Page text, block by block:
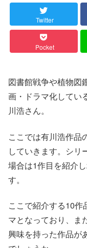
Twitter
Pocket
図書館戦争や植物図
画・ドラマ化して
川浩さん。
ここでは有川浩作品
していきます。シリ
場合は1作目を紹介
す。
ここで紹介する10作
マとなっており、ま
興味を持った作品が